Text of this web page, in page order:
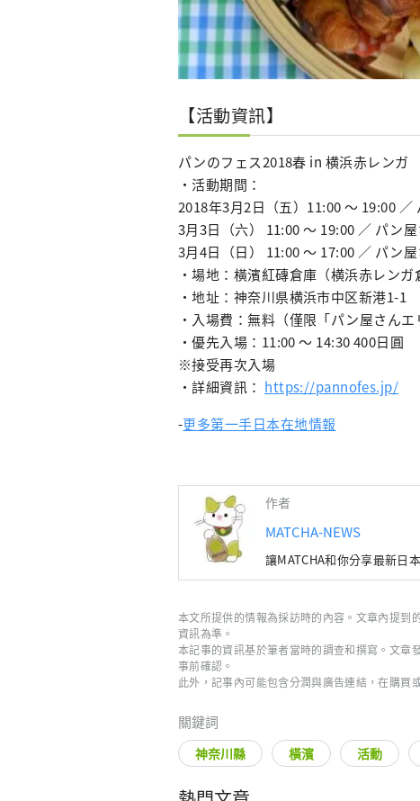
【活動資訊】
パンのフェス2018春 in 横浜赤レンガ
・活動期間：
2018年3月2日（五）11:00 ～ 19:00
3月3日（六） 11:00 ～ 19:00 ／ パン
3月4日（日） 11:00 ～ 17:00 ／ パン
・場地：橫濱紅磚倉庫（横浜赤レンガ
・地址：神奈川県横浜市中区新港1-1
・入場費：無料（僅限「パン屋さんエ
・優先入場：11:00 ～ 14:30 400日圓
※接受再次入場
・詳細資訊： https://pannofes.jp/
-更多第一手日本在地情報
作者
MATCHA-NEWS
讓MATCHA和你分享最新日
本文所提供的情報為採訪時的內容。文章內提到
資訊為準。
本記事的資訊基於筆者當時的調查和撰寫。文章
事前確認。
此外，記事內可能包含分潤與廣告連結，在購買
關鍵詞
神奈川縣 橫濱 活動